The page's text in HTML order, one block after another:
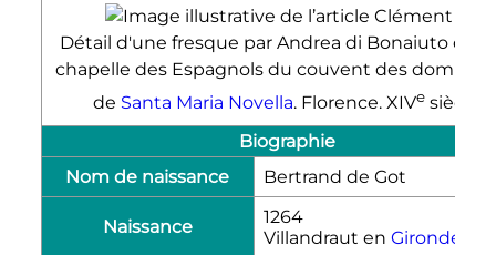
Détail d'une fresque par Andrea di Bonaiuto
chapelle des Espagnols du couvent des
de Santa Maria Novella. Florence. XIVesiècle.
Biographie
Nom de naissance
Bertrand de Got
Naissance
1264
Villandraut en Gironde